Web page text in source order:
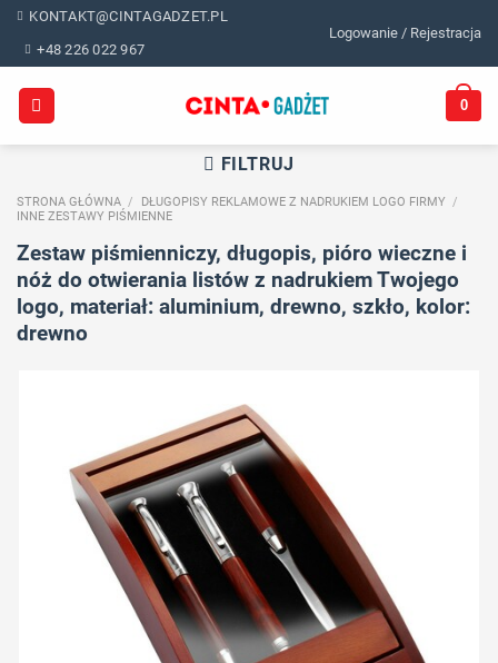
Skip
content
KONTAKT@CINTAGADZET.PL
+48 226 022 967
Logowanie / Rejestracja
0
FILTRUJ
STRONA GŁÓWNA / DŁUGOPISY REKLAMOWE Z NADRUKIEM LOGO FIRMY /
INNE ZESTAWY PIŚMIENNE
Zestaw piśmienniczy, długopis, pióro wieczne i
nóż do otwierania listów z nadrukiem Twojego
logo, materiał: aluminium, drewno, szkło, kolor:
drewno